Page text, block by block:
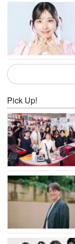
Pick Up!